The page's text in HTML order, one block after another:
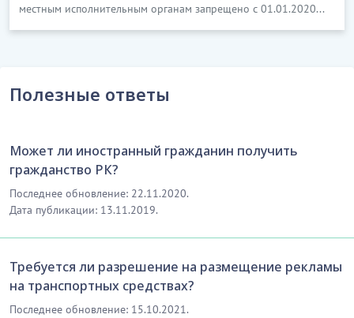
местным исполнительным органам запрещено с 01.01.2020...
Полезные ответы
Может ли иностранный гражданин получить
гражданство РК?
Последнее обновление: 22.11.2020.
Дата публикации: 13.11.2019.
Требуется ли разрешение на размещение рекламы
на транспортных средствах?
Последнее обновление: 15.10.2021.